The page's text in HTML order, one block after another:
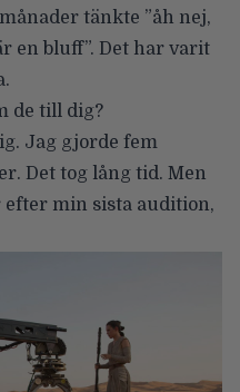
tänkte ”åh nej,
en bluff”. Det har varit
de till dig?
Jag gjorde fem
Det tog lång tid. Men
min sista audition,